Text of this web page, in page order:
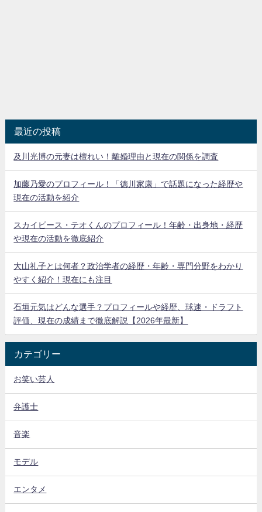
最近の投稿
及川光博の元妻は檀れい！離婚理由と現在の関係を調査
加藤乃愛のプロフィール！「徳川家康」で話題になった経歴や
現在の活動を紹介
スカイピース・テオくんのプロフィール！年齢・出身地・経歴
や現在の活動を徹底紹介
大山礼子とは何者？政治学者の経歴・年齢・専門分野をわかり
やすく紹介！現在にも注目
石垣元気はどんな選手？プロフィールや経歴、球速・ドラフト
評価、現在の成績まで徹底解説【2026年最新】
カテゴリー
お笑い芸人
弁護士
音楽
モデル
エンタメ